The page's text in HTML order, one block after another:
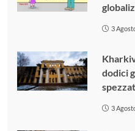
3
dodici
3